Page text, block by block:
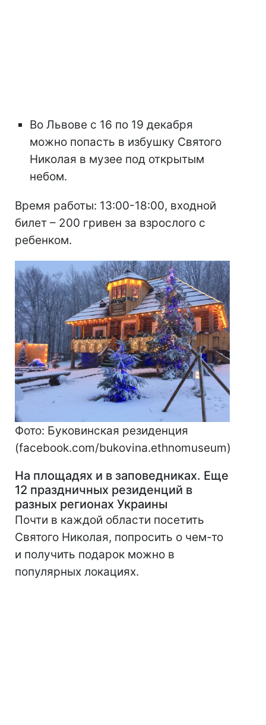
Во Львове с 16 по 19 декабря
можно попасть в избушку Святого
Николая в музее под открытым
небом.
Время работы: 13:00-18:00, входной
билет – 200 гривен за взрослого с
ребенком.
Фото: Буковинская резиденция
(facebook.com/bukovina.ethnomuseum)
На площадях и в заповедниках. Еще
12 праздничных резиденций в
разных регионах Украины
Почти в каждой области посетить
Святого Николая, попросить о чем-то
и получить подарок можно в
популярных локациях.